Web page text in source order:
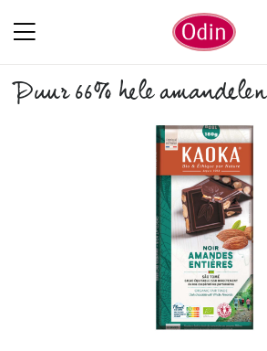
Puur 66% hele amandelen